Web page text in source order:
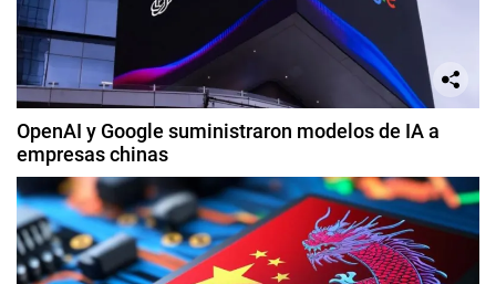
OpenAI y Google suministraron modelos de IA a
empresas chinas